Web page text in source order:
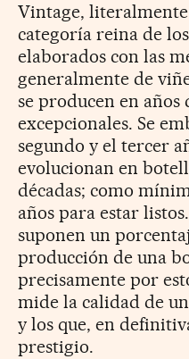
Vintage, literalmente
categoría reina de
elaborados con las
generalmente de
se producen en años
excepcionales. Se
segundo y el tercer
evolucionan en
décadas; como
años para estar
suponen un
producción de una
precisamente por
mide la calidad de
y los que, en
prestigio.